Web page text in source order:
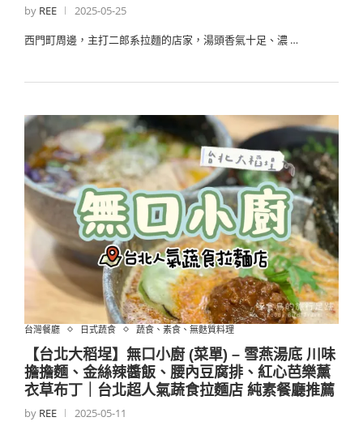
by REE
2025-05-25
西門町周邊，主打二郎系拉麵的店家，湯頭香氣十足、濃 …
台灣餐廳 日式蔬食 蔬食、素食、無麩質料理
【台北大稻埕】無口小廚 (菜單) – 雪燕湯底 川味
擔擔麵、金絲辣醬飯、腰內豆腐排、紅心芭樂薰
衣草布丁｜台北超人氣蔬食拉麵店 純素餐廳推薦
by REE 2025-05-11